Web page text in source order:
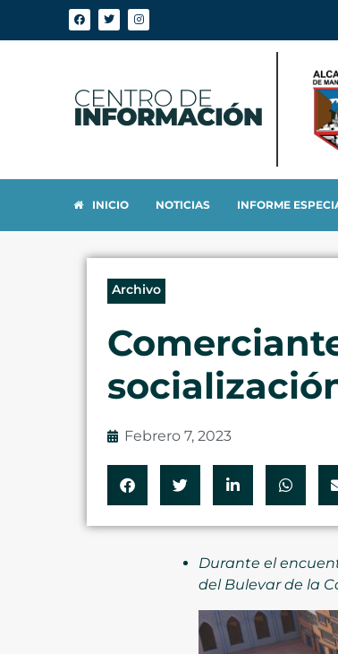
INICIO NOTICIAS INFORME
Archivo
Febrero 7, 2023
Durante el
del Bulevar de la